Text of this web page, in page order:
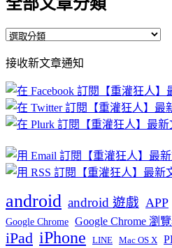
全
文
章
分
類
接收新文章通知
android android 遊戲 APP
Google Chrome Google Chrome 瀏
iPad iPhone LINE Mac OS X